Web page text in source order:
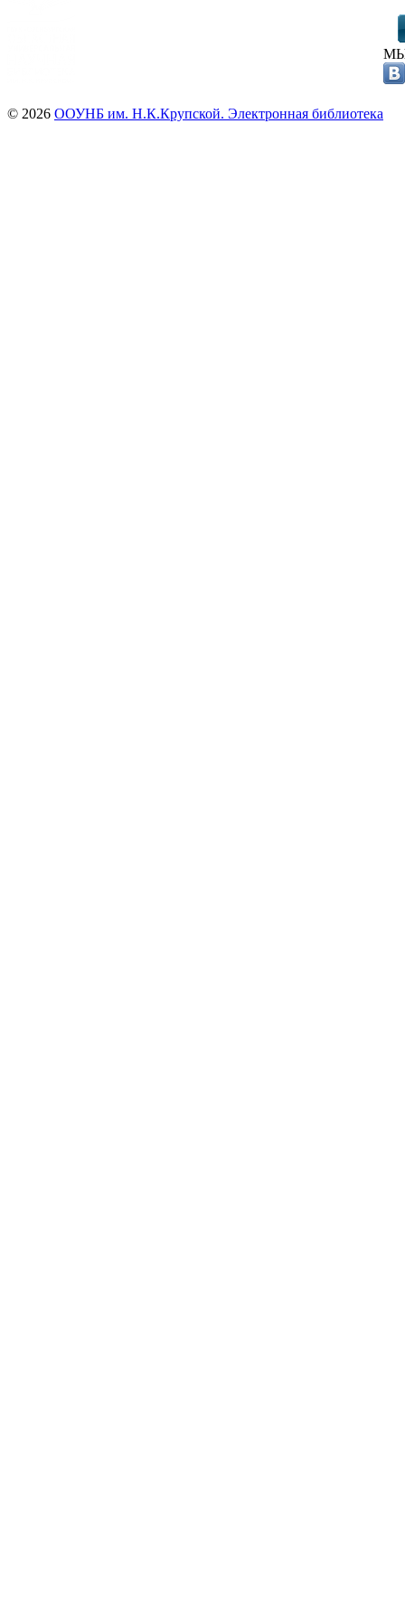
© 2026 ООУНБ им. Н.К.Крупской. Электронная библиотека